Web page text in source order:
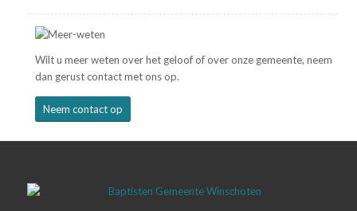
Wilt u meer weten over het geloof of over onze gemeente, neem
dan gerust contact met ons op.
Neem contact op